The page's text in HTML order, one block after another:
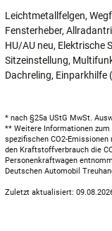
Leichtmetallfelgen,
Fensterheber,
HU/AU neu, Elektrische
Sitzeinstellung,
Dachreling, Einparkhilfe
* nach §25a UStG MwSt.
** Weitere Informationen
spezifischen CO2-
den Kraftstoffverbrauch die
Personenkraftwagen
Deutschen Automobil
Zuletzt aktualisiert: